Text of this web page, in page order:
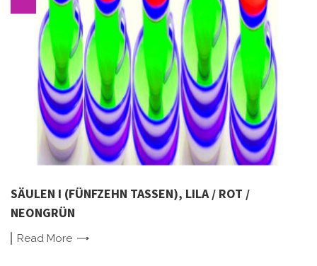
SÄULEN I (FÜNFZEHN TASSEN), LILA / ROT /
NEONGRÜN
Read More